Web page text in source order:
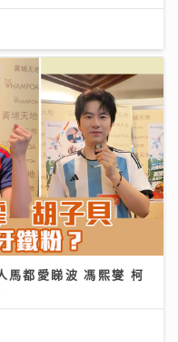
馬都愛睇波 馮熙燮 柯